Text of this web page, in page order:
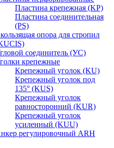
Пластина крепежная (KP)
Пластина соединительная
(PS)
опора для стропил
соединитель (УС)
крепежныe
Крепежный уголок (KU)
Крепежный уголок под
135° (KUS)
Крепежный уголок
равносторонний (KUR)
Крепежный уголок
усиленный (KUU)
регулировочный ARH